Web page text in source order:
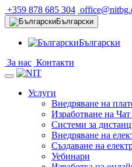
+359 878 685 304
Български
Български
За нас Контакти
Услуги
Внедряване на
Изработване на
Системи за
Внедряване на
Създаване на
Уебинари